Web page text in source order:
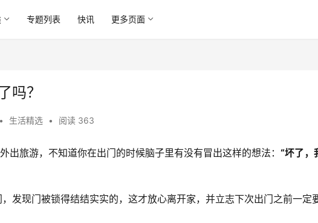
专题列表 快讯 更多页面
吗？
• 生活精选 • 阅读 363
出旅游，不知道你在出门的时候脑子里有没有冒出这样的想法： “坏了，
发现门被锁得结结实实的，这才放心离开家，并立志下次出门之前一定